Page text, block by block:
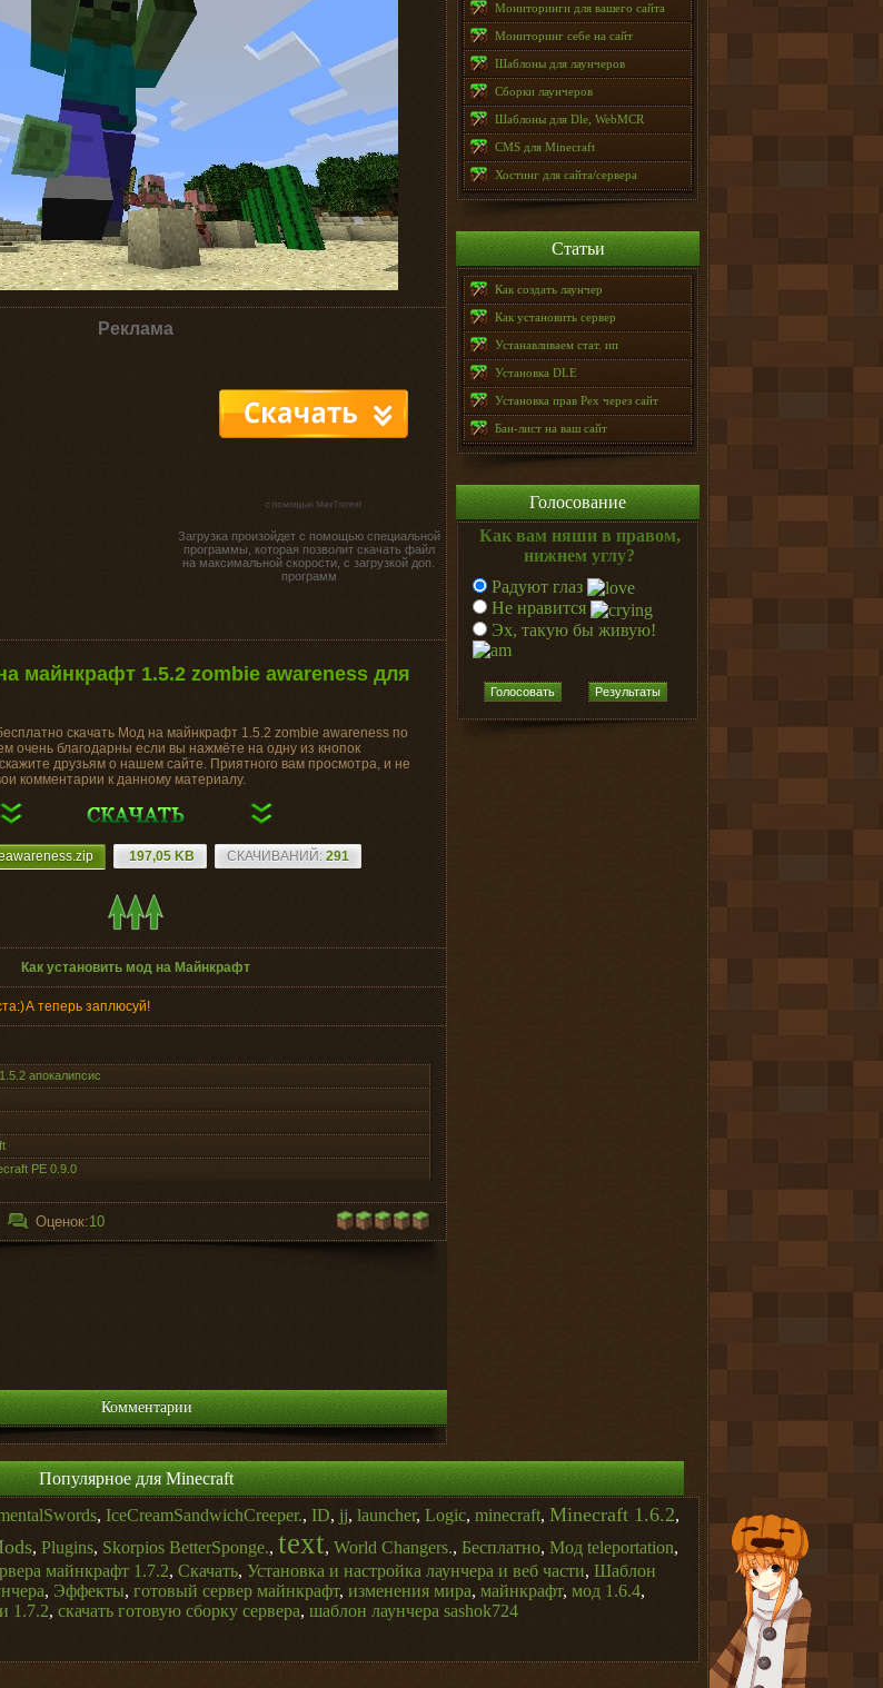
Мониторинги для вашего сайта
Мониторинг себе на сайт
Шаблоны для лаунчеров
Сборки лаунчеров
Шаблоны для Dle, WebMCR
CMS для Minecraft
Хостинг для сайта/сервера
Статьи
Как создать лаунчер
Как установить сервер
Устанавливаем стат. ип
Установка DLE
Установка прав Pex через сайт
Бан-лист на ваш сайт
Голосование
Как вам няши в правом,
нижнем углу?
Радуют глаз
Не нравится
Эх, такую бы живую!
Голосовать Результаты
Реклама
Загрузка произойдет с помощью специальной
программы, которая позволит скачать файл
на максимальной скорости, с загрузкой доп.
программ
майнкрафт 1.5.2 zombie awareness для
скачать Мод на майнкрафт 1.5.2 zombie awareness по
очень благодарны если вы нажмёте на одну из кнопок
друзьям о нашем сайте. Приятного вам просмотра, и не
комментарии к данному материалу.
197,05 KB CКАЧИВАНИЙ: 291
Как установить мод на Майнкрафт
А теперь заплюсуй!
апокалипсис
PE 0.9.0
Оценок:10
Комментарии
Популярное для Minecraft
, IceCreamSandwichCreeper., ID, jj, launcher, Logic, minecraft, Minecraft 1.6.2,
, Plugins, Skorpios BetterSponge., text, World Changers., Бесплатно, Мод teleportation,
майнкрафт 1.7.2, Скачать, Установка и настройка лаунчера и веб части, Шаблон
, Эффекты, готовый сервер майнкрафт, изменения мира, майнкрафт, мод 1.6.4,
1.7.2, скачать готовую сборку сервера, шаблон лаунчера sashok724